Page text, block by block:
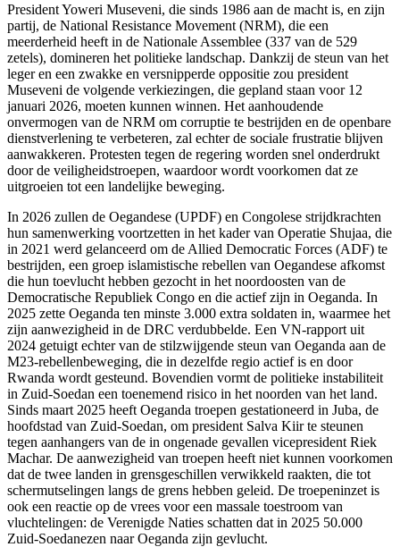
President Yoweri Museveni, die sinds 1986 aan de macht is, en zijn
partij, de National Resistance Movement (NRM), die een
meerderheid heeft in de Nationale Assemblee (337 van de 529
zetels), domineren het politieke landschap. Dankzij de steun van het
leger en een zwakke en versnipperde oppositie zou president
Museveni de volgende verkiezingen, die gepland staan voor 12
januari 2026, moeten kunnen winnen. Het aanhoudende
onvermogen van de NRM om corruptie te bestrijden en de openbare
dienstverlening te verbeteren, zal echter de sociale frustratie blijven
aanwakkeren. Protesten tegen de regering worden snel onderdrukt
door de veiligheidstroepen, waardoor wordt voorkomen dat ze
uitgroeien tot een landelijke beweging.
In 2026 zullen de Oegandese (UPDF) en Congolese strijdkrachten
hun samenwerking voortzetten in het kader van Operatie Shujaa, die
in 2021 werd gelanceerd om de Allied Democratic Forces (ADF) te
bestrijden, een groep islamistische rebellen van Oegandese afkomst
die hun toevlucht hebben gezocht in het noordoosten van de
Democratische Republiek Congo en die actief zijn in Oeganda. In
2025 zette Oeganda ten minste 3.000 extra soldaten in, waarmee het
zijn aanwezigheid in de DRC verdubbelde. Een VN-rapport uit
2024 getuigt echter van de stilzwijgende steun van Oeganda aan de
M23-rebellenbeweging, die in dezelfde regio actief is en door
Rwanda wordt gesteund. Bovendien vormt de politieke instabiliteit
in Zuid-Soedan een toenemend risico in het noorden van het land.
Sinds maart 2025 heeft Oeganda troepen gestationeerd in Juba, de
hoofdstad van Zuid-Soedan, om president Salva Kiir te steunen
tegen aanhangers van de in ongenade gevallen vicepresident Riek
Machar. De aanwezigheid van troepen heeft niet kunnen voorkomen
dat de twee landen in grensgeschillen verwikkeld raakten, die tot
schermutselingen langs de grens hebben geleid. De troepeninzet is
ook een reactie op de vrees voor een massale toestroom van
vluchtelingen: de Verenigde Naties schatten dat in 2025 50.000
Zuid-Soedanezen naar Oeganda zijn gevlucht.